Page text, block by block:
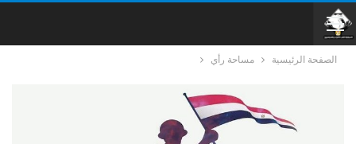
الصفحة الرئيسية مساحة رأي